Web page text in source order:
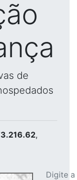
de
,
Digite